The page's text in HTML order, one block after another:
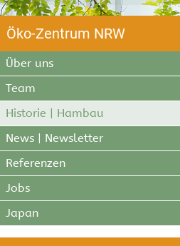
Öko-Zentrum NRW
Über uns
Team
Historie | Hambau
News | Newsletter
Referenzen
Jobs
Japan